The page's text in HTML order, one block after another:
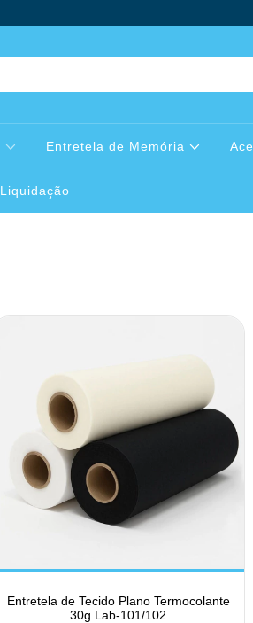
Entretela de Memória
Liquidação
Entretela de Tecido Plano Termocolante
30g Lab-101/102